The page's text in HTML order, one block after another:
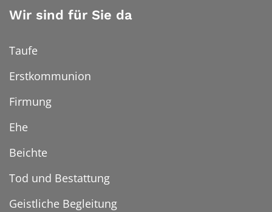
Wir sind für Sie da
Taufe
Erstkommunion
Firmung
Ehe
Beichte
Tod und Bestattung
Geistliche Begleitung